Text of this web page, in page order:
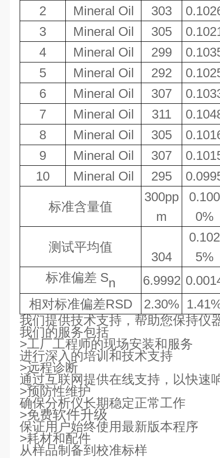
2
Mineral Oil 303
3
Mineral Oil 305
4
Mineral Oil 299
5
Mineral Oil 292
6
Mineral Oil 307
7
Mineral Oil 311
8
Mineral Oil 305
9
Mineral Oil 307
10
Mineral Oil 295
标准含量值
300pp
m
0.100
0%
测试平均值
304
0.102
5%
标准偏差 Sn 6.9992
相对标准偏差RSD 2.30%
我们提供技术支持，帮助您保持仪
我们的服务包括
>工厂工程师的现场安装和服务
进行深入的培训和技术支持
>远程诊断
通过互联网提供在线支持，以快速
>预防性维护
确保分析仪长期稳定正常工作
>免费软件升级
保证用户始终使用最新版本程序
>耗材和配件
从样品制备到校准标样